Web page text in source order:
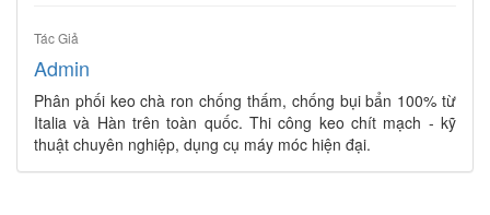
Tác Giả
Admin
Phân phối keo chà ron chống thấm, chống bụi bẩn 100% từ
Italia và Hàn trên toàn quốc. Thi công keo chít mạch - kỹ
thuật chuyên nghiệp, dụng cụ máy móc hiện đại.